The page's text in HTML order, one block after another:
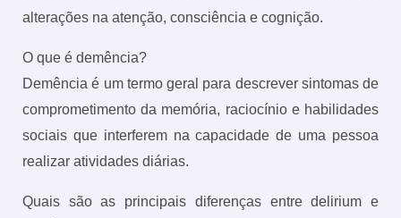
alterações na atenção, consciência e cognição.
O que é demência?
Demência é um termo geral para descrever sintomas de
comprometimento da memória, raciocínio e habilidades
sociais que interferem na capacidade de uma pessoa
realizar atividades diárias.
Quais são as principais diferenças entre delirium e